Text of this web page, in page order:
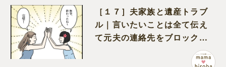
［１７］夫家族と遺産トラブ
ル｜言いたいことは全て伝え
て元夫の連絡先をブロック。
離婚できた喜びを噛みしめる